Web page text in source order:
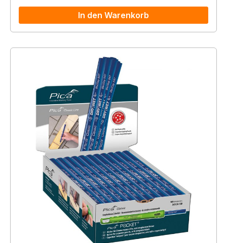
In den Warenkorb